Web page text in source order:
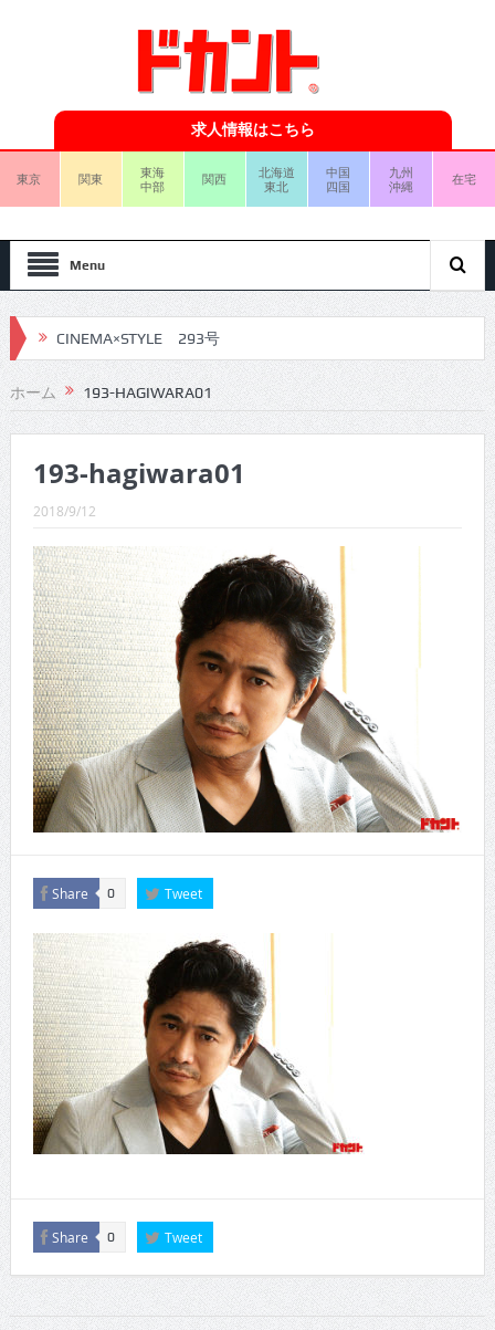
求人情報はこちら
東京 関東
東海
中部
関西
北海道
東北
中国
四国
九州
沖縄
在宅
Menu
CINEMA×STYLE 293号
CINEMA×STYLE 292号
CINEMA×STYLE 291号
CINEMA×STYLE 290号
CINEMA×STYLE 289号
CINEMA×STYLE 288号
CINEMA×STYLE 287号
CINEMA×STYLE 286号
CINEMA×STYLE 285号
CINEMA×STYLE 294号
ホーム 193-HAGIWARA01
193-hagiwara01
2018/9/12
Share 0 Tweet
Share 0 Tweet